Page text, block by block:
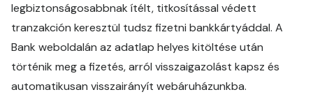
legbiztonságosabbnak ítélt, titkosítással védett
tranzakción keresztül tudsz fizetni bankkártyáddal. A
Bank weboldalán az adatlap helyes kitöltése után
történik meg a fizetés, arról visszaigazolást kapsz és
automatikusan visszairányít webáruházunkba.